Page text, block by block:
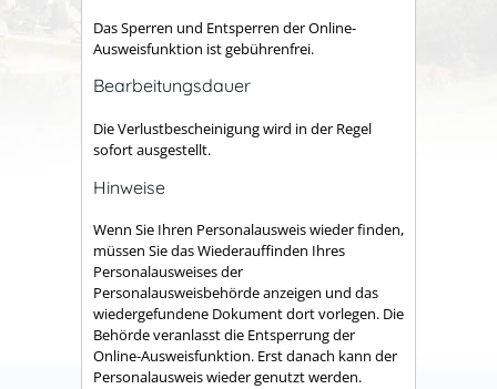
Das Sperren und Entsperren der Online-
Ausweisfunktion ist gebührenfrei.
Bearbeitungsdauer
Die Verlustbescheinigung wird in der Regel
sofort ausgestellt.
Hinweise
Wenn Sie Ihren Personalausweis wieder finden,
müssen Sie das Wiederauffinden Ihres
Personalausweises der
Personalausweisbehörde anzeigen und das
wiedergefundene Dokument dort vorlegen. Die
Behördeveranlasstdie Entsperrung der
Online-Ausweisfunktion. Erst danach kann der
Personalausweis wieder genutzt werden.